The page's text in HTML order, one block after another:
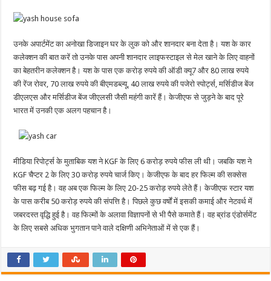
उनके अपार्टमेंट का अनोखा डिजाइन घर के लुक को और शानदार बना देता है। यश के कार
कलेक्शन की बात करें तो उनके पास अपनी शानदार लाइफस्टाइल से मेल खाने के लिए वाहनों
का बेहतरीन कलेक्शन है। यश के पास एक करोड़ रुपये की ऑडी क्यू7 और 80 लाख रुपये
की रेंज रोवर, 70 लाख रुपये की बीएमडब्ल्यू, 40 लाख रुपये की पजेरो स्पोर्ट्स, मर्सिडीज बेंज
डीएलएस और मर्सिडीज बेंज जीएलसी जैसी महंगी कारें हैं। केजीएफ से जुड़ने के बाद पूरे
भारत में उनकी एक अलग पहचान है।
मीडिया रिपोर्ट्स के मुताबिक यश ने KGF के लिए 6 करोड़ रुपये फीस ली थी। जबकि यश ने
KGF चैप्टर 2 के लिए 30 करोड़ रुपये चार्ज किए। केजीएफ के बाद हर फिल्म की सक्सेस
फीस बढ़ गई है। वह अब एक फिल्म के लिए 20-25 करोड़ रुपये लेते हैं। केजीएफ स्टार यश
के पास करीब 50 करोड़ रुपये की संपत्ति है। पिछले कुछ वर्षों में इसकी कमाई और नेटवर्थ में
जबरदस्त वृद्धि हुई है। वह फिल्मों के अलावा विज्ञापनों से भी पैसे कमाते हैं। वह ब्रांड एंडोर्समेंट
के लिए सबसे अधिक भुगतान पाने वाले दक्षिणी अभिनेताओं में से एक हैं।